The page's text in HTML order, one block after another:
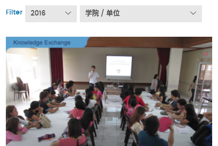
Filter 2016 学院 / 单位